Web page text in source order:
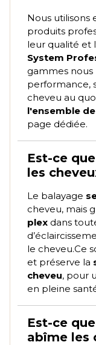
Nous utilisons
produits
leur qualité et
System
gammes
performance,
cheveu au
l'ensemble de
page dédiée.
Est-ce
les
Le balayage
cheveu, mais
plex dans
le cheveu.Ce
et préserve la
cheveu, pour
en pleine
Est-ce
abîme les